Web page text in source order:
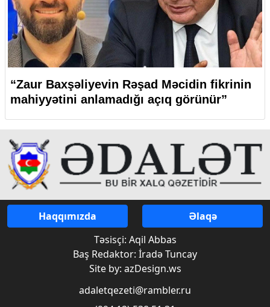
“Zaur Baxşəliyevin Rəşad Məcidin fikrinin
mahiyyətini anlamadığı açıq görünür”
Haqqımızda
Əlaqə
Təsisçi: Aqil Abbas
Baş Redaktor: İradə Tuncay
Site by: azDesign.ws
adaletqezeti@rambler.ru